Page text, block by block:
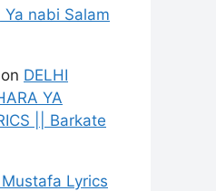
nabi Salam
on DELHI
YA
|| Barkate
Lyrics